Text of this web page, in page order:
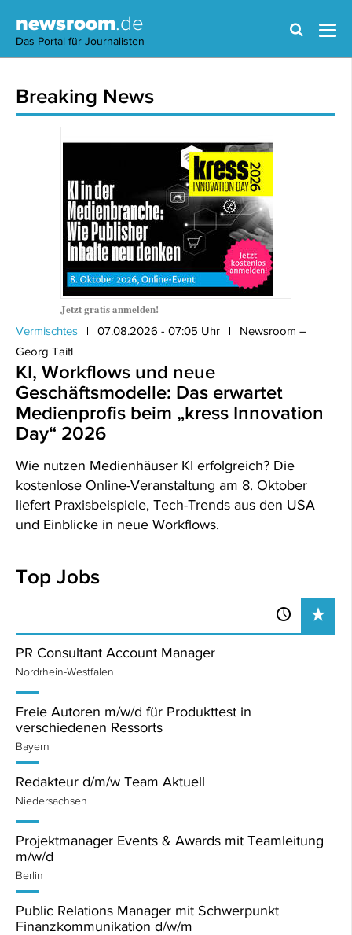
newsroom.de
Das Portal für Journalisten
Breaking News
Jetzt gratis anmelden!
Vermischtes 07.08.2026 - 07:05 Uhr
Newsroom –
Georg Taitl
KI, Workflows und neue
Geschäftsmodelle: Das erwartet
Medienprofis beim „kress Innovation
Day“ 2026
Wie nutzen Medienhäuser KI erfolgreich? Die
kostenlose Online-Veranstaltung am 8. Oktober
liefert Praxisbeispiele, Tech-Trends aus den USA
und Einblicke in neue Workflows.
Top Jobs
PR Consultant Account Manager
Nordrhein-Westfalen
Freie Autoren m/w/d für Produkttest in
verschiedenen Ressorts
Bayern
Redakteur d/m/w Team Aktuell
Niedersachsen
Projektmanager Events & Awards mit Teamleitung
m/w/d
Berlin
Public Relations Manager mit Schwerpunkt
Finanzkommunikation d/w/m